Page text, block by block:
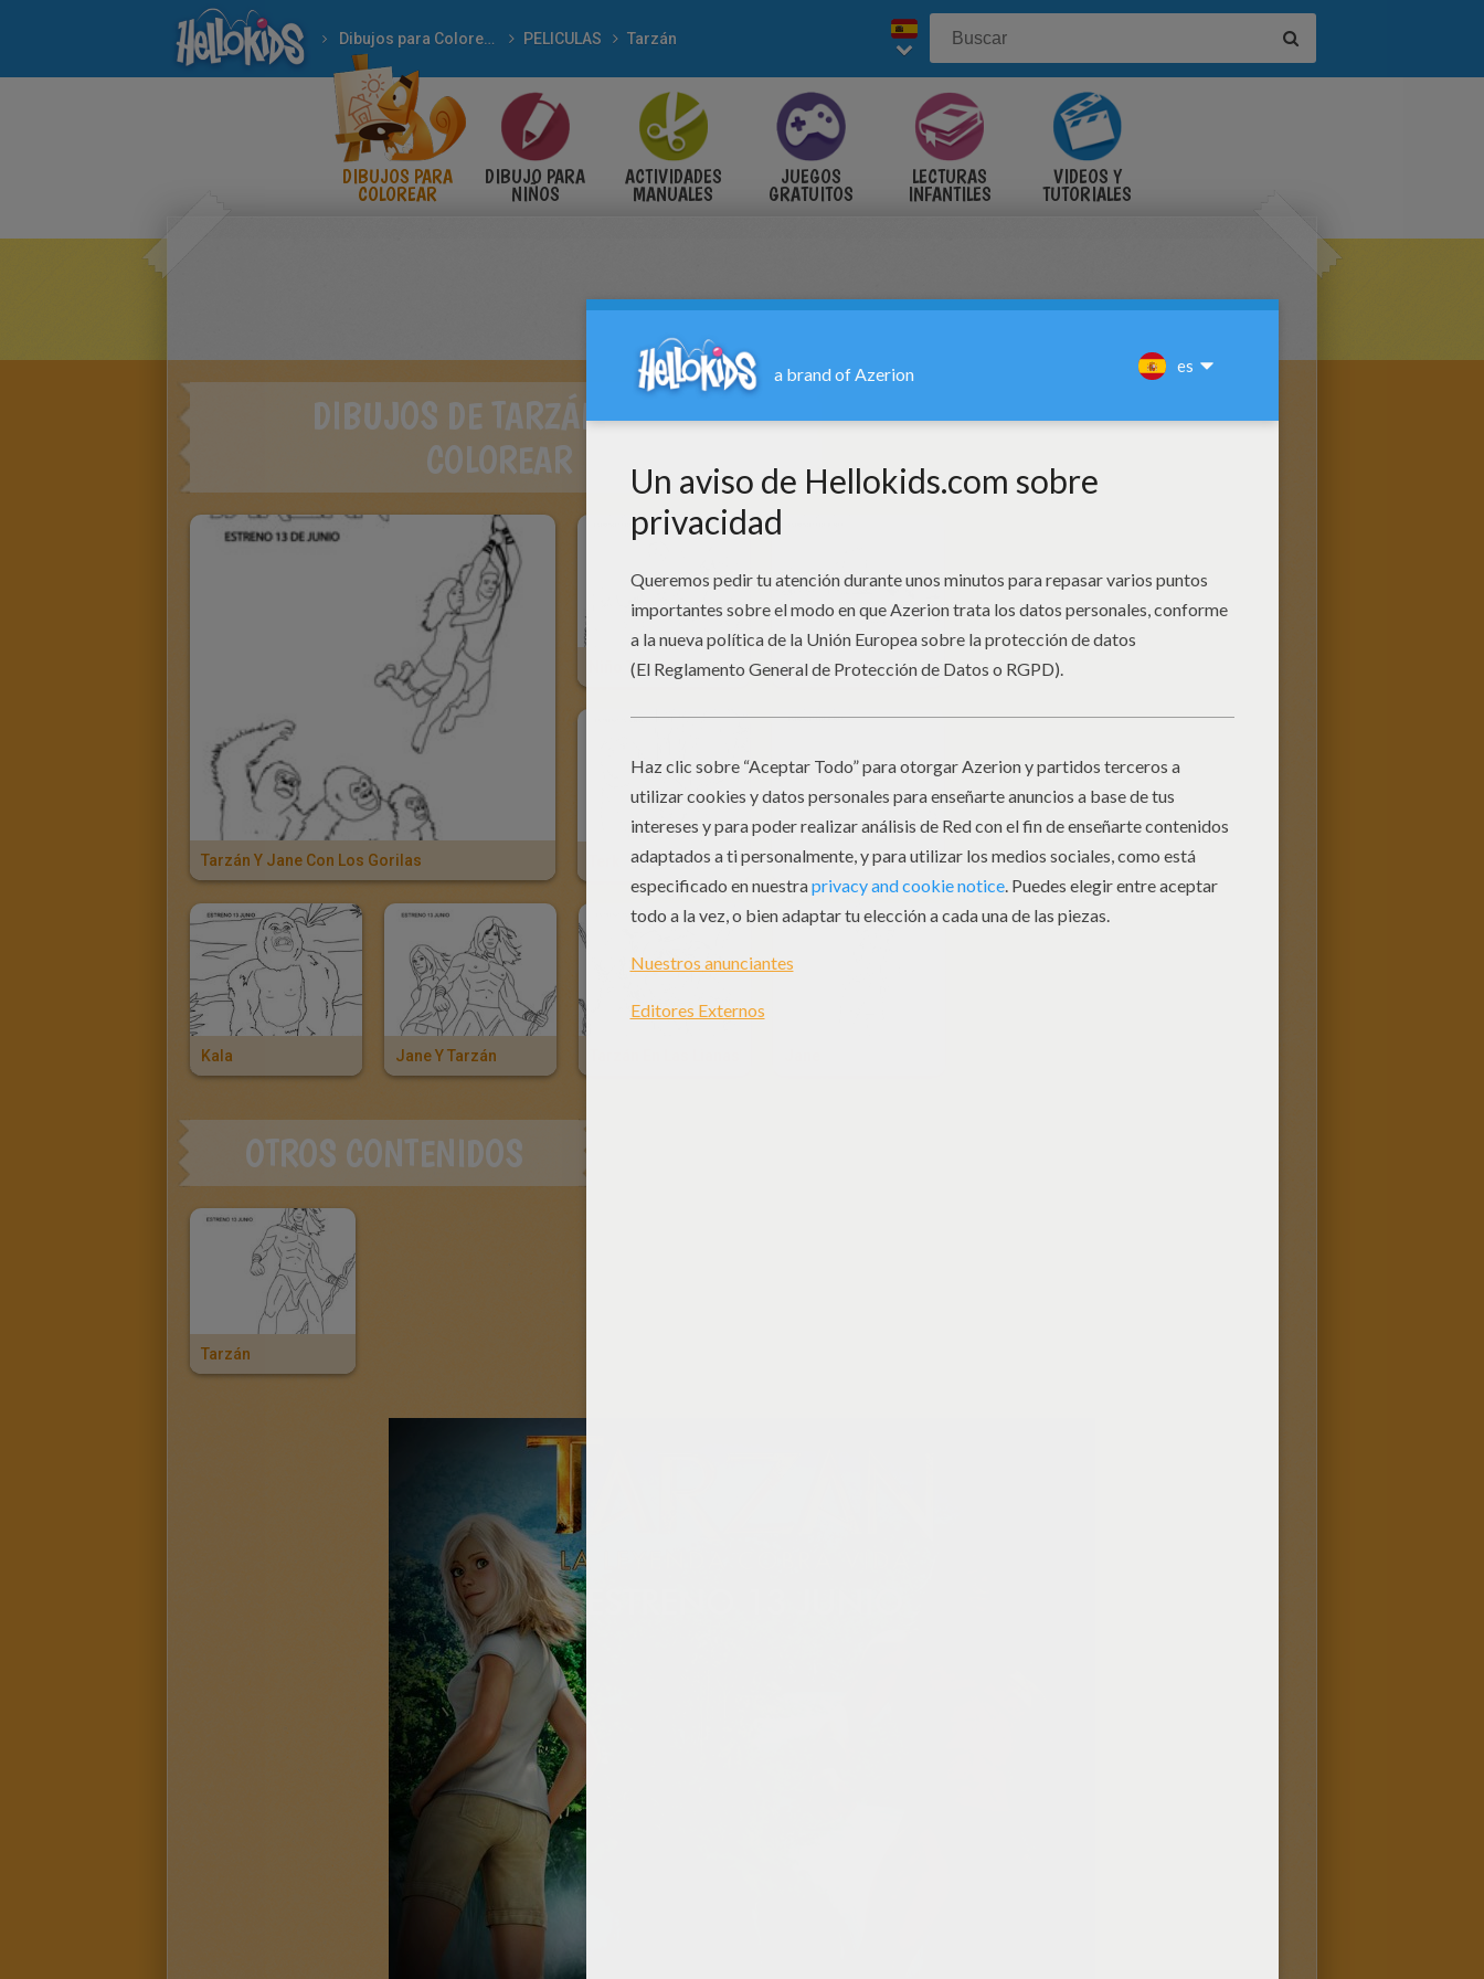
Dibujos para Colorear PELICULAS Tarzán
DIBUJOS PARA
COLOREAR
DIBUJO PARA
NIÑOS
ACTIVIDADES
MANUALES
JUEGOS
GRATUITOS
LECTURAS
INFANTILES
VIDEOS Y
TUTORIALES
DIBUJOS DE TARZÁN PARA
COLOREAR
Tarzán Y Jane Con Los Gorilas
Niño Tarzán Con Su Familia Tarzán Y Terk
Familia De Gorilas
Kala Jane Y Tarzán
OTROS CONTENIDOS
Tarzán